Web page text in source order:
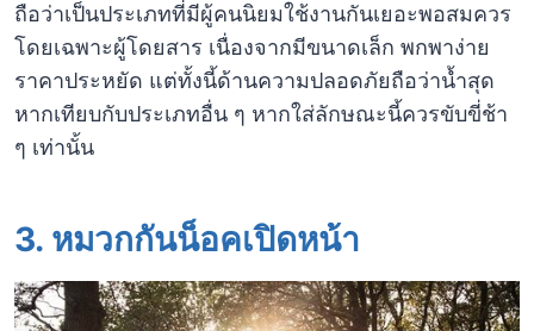
ถือว่าเป็นประเภทที่มีผู้คนนิยมใช้งานกันเยอะพอสมควร
โดยเฉพาะผู้โดยสาร เนื่องจากมีขนาดเล็ก พกพาง่าย
ราคาประหยัด แต่ทั้งนี้ด้านความปลอดภัยถือว่าน้ำสุด
หากเทียบกับประเภทอื่น ๆ หากใส่ลักษณะนี้ควรขับขี่ช้า
ๆ เท่านั้น
3. หมวกกันน็อคเปิดหน้า